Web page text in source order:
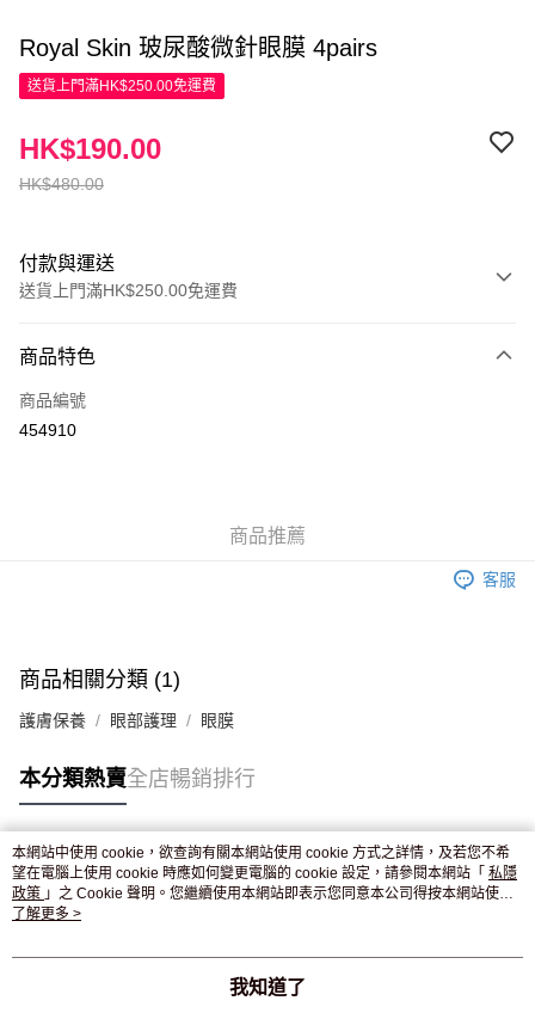
Royal Skin 玻尿酸微針眼膜 4pairs
送貨上門滿HK$250.00免運費
HK$480.00
HK$190.00
付款與運送
送貨上門滿HK$250.00免運費
信用卡
Apple Pay
付款後門市自取，訂單確認後2-4個工作天到店，7天內取。逾期後
商品特色
商品編號
454910
商品推薦
客服
商品相關分類 (1)
護膚保養 眼部護理 眼膜
本分類熱賣全店暢銷排行
熱門標籤
熱銷排行
本網站中使用 cookie，欲查詢有關本網站使用 cookie 方式之詳情，及若您不希
望在電腦上使用 cookie 時應如何變更電腦的 cookie 設定，請參閱本網站「 私隱
政策 」之 Cookie 聲明。您繼續使用本網站即表示您同意本公司得按本網站使用
條款之 Cookie 聲明使用 cookie。
了解更多 >
我知道了